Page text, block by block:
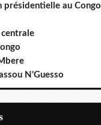
présidentielle au Congo
N'Guesso